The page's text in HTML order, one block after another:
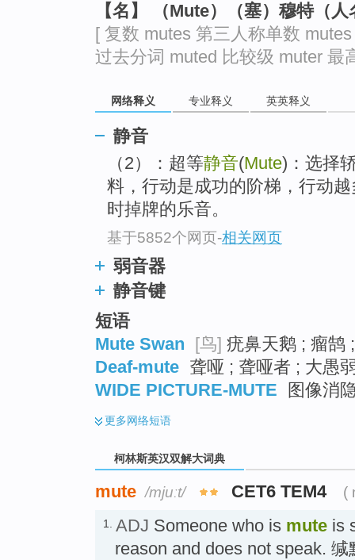
【名】 （Mute）（塞）穆特（人
[ 复数 mutes 第三人称单数
过去分词 muted 比较级 muter 最
网络释义 专业释义 英英释义
静音
（2）：超等静音(Mute)：选择
料，行动是成功的阶梯，行动
时掉牌的乐音。
基于5852个网页-相关网页
弱音器
静音键
短语
Mute Swan
[鸟] 疣鼻天鹅 ; 瘤鹄
Deaf-mute 聋哑 ; 聋哑者 ; 大愚
WIDE PICTURE-MUTE
图像消
更多网络短语
柯林斯英汉双解大词典
mute /mjuːt/ CET6 TEM4 (
1. ADJ Someone who is mute is
reason and does not speak. 缄